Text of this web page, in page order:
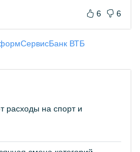
6 6
Банк ВТБ
расходы на спорт и